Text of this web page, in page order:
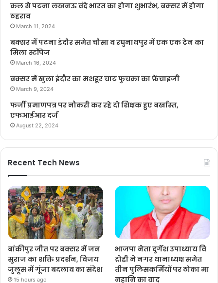
कल से पटना लखनऊ वंदे भारत का होगा शुभारंभ, बक्सर में होगा
ठहराव
March 11, 2024
बक्सर में पटना इंदौर समेत चौसा व रघुनाथपुर में एक एक ट्रेन का
मिला स्टॉपेज
March 16, 2024
बक्सर में खुला इंदौर का मशहूर चाट फुचका का फ्रेंचाइजी
March 9, 2024
फर्जी प्रमाणपत्र पर नौकरी कर रहे दो शिक्षक हुए बर्खास्त,
एफआईआर दर्ज
August 22, 2024
Recent Tech News
बांकीपुर जीत पर बक्सर में जन
सुराज का शक्ति प्रदर्शन, विजय
जुलूस में गूंजा बदलाव का संदेश
15 hours ago
भाजपा नेता दुर्गेश उपाध्याय वि
द्रोही ने नगर थानाध्यक्ष समेत
तीन पुलिसकर्मियों पर ठोका मा
नहानि का वाद